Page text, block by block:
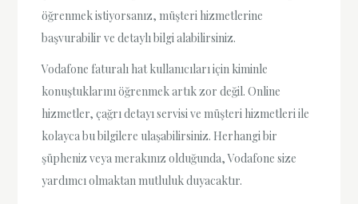
öğrenmek istiyorsanız, müşteri hizmetlerine
başvurabilir ve detaylı bilgi alabilirsiniz.
Vodafone faturalı hat kullanıcıları için kiminle
konuştuklarını öğrenmek artık zor değil. Online
hizmetler, çağrı detayı servisi ve müşteri hizmetleri ile
kolayca bu bilgilere ulaşabilirsiniz. Herhangi bir
şüpheniz veya merakınız olduğunda, Vodafone size
yardımcı olmaktan mutluluk duyacaktır.